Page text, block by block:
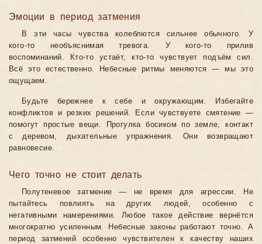
Эмоции в период затмения
В эти часы чувства колеблются сильнее обычного. У
кого-то необъяснимая тревога. У кого-то прилив
воспоминаний. Кто-то устаёт, кто-то чувствует подъём сил.
Всё это естественно. Небесные ритмы меняются — мы это
ощущаем.
Будьте бережнее к себе и окружающим. Избегайте
конфликтов и резких решений. Если чувствуете смятение —
помогут простые вещи. Прогулка босиком по земле, контакт
с деревом, дыхательные упражнения. Они возвращают
равновесие.
Чего точно не стоит делать
Полутеневое затмение — не время для агрессии. Не
пытайтесь повлиять на других людей, особенно с
негативными намерениями. Любое такое действие вернётся
многократно усиленным. Небесные законы работают точно. А
период затмений особенно чувствителен к качеству наших